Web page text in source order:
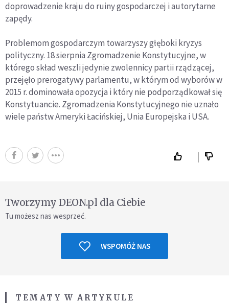
doprowadzenie kraju do ruiny gospodarczej i autorytarne
zapędy.
Problemom gospodarczym towarzyszy głęboki kryzys
polityczny. 18 sierpnia Zgromadzenie Konstytucyjne, w
którego skład weszli jedynie zwolennicy partii rządzącej,
przejęło prerogatywy parlamentu, w którym od wyborów w
2015 r. dominowała opozycja i który nie podporządkował się
Konstytuancie. Zgromadzenia Konstytucyjnego nie uznało
wiele państw Ameryki Łacińskiej, Unia Europejska i USA.
Tworzymy DEON.pl dla Ciebie
Tu możesz nas wesprzeć.
WSPOMÓŻ NAS
TEMATY W ARTYKULE